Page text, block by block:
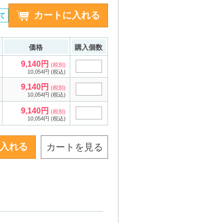
価格 購入個数
9,140円(税別)
10,054円 (税込)
9,140円(税別)
10,054円 (税込)
9,140円(税別)
10,054円 (税込)
カートを見る